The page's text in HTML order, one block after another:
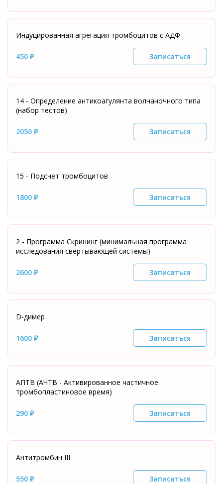
Индуцированная агрегация тромбоцитов с АДФ
450 ₽ Записаться
14 - Определение антикоагулянта волчаночного типа
(набор тестов)
2050 ₽ Записаться
15 - Подсчет тромбоцитов
1800 ₽ Записаться
2 - Программа Скрининг (минимальная программа
исследования свертывающей системы)
2600 ₽ Записаться
D-димер
1600 ₽ Записаться
АПТВ (АЧТВ - Активированное частичное
тромбопластиновое время)
290 ₽ Записаться
Антитромбин III
550 ₽ Записаться